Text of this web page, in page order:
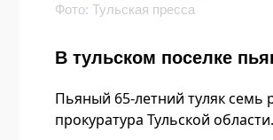
Фото: Тульская пресса
В тульском поселке
Пьяный 65-летний туляк
прокуратура Тульской области.